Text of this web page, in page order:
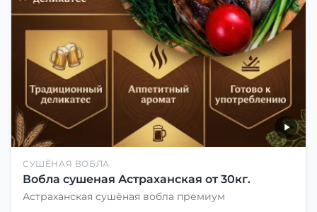
СУШЁНАЯ ВОБЛА
Вобла сушеная Астраханская от 30кг.
Астраханская сушёная вобла премиум